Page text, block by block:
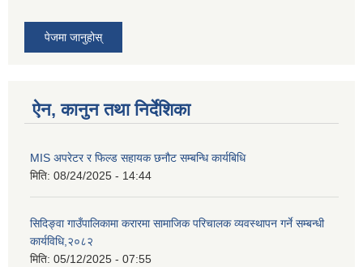
पेजमा जानुहोस्
ऐन, कानुन तथा निर्देशिका
MIS अपरेटर र फिल्ड सहायक छनौट सम्बन्धि कार्यबिधि
मिति: 08/24/2025 - 14:44
सिदिङ्वा गाउँपालिकामा करारमा सामाजिक परिचालक व्यवस्थापन गर्ने सम्बन्धी
कार्यविधि,२०८२
मिति: 05/12/2025 - 07:55